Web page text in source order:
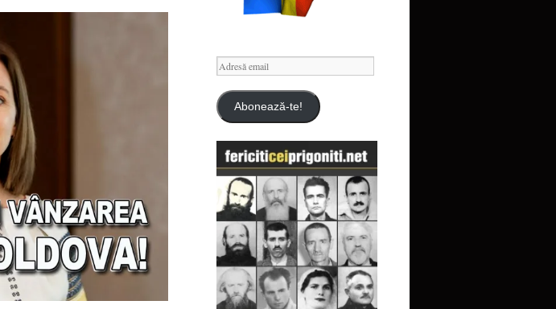
Adresă
email
Abonează-te!